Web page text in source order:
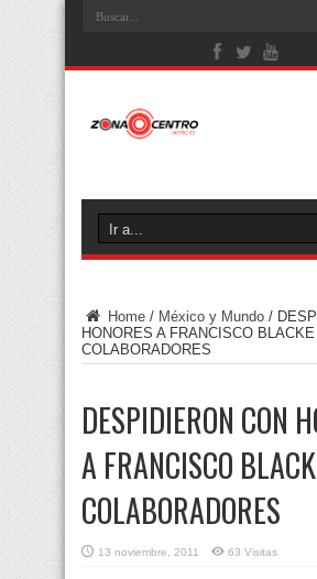
Home / México y Mundo /
HONORES A FRANCISCO
COLABORADORES
DESPIDIERON CON
A FRANCISCO
COLABORADORES
13 noviembre, 2011 63 Visitas